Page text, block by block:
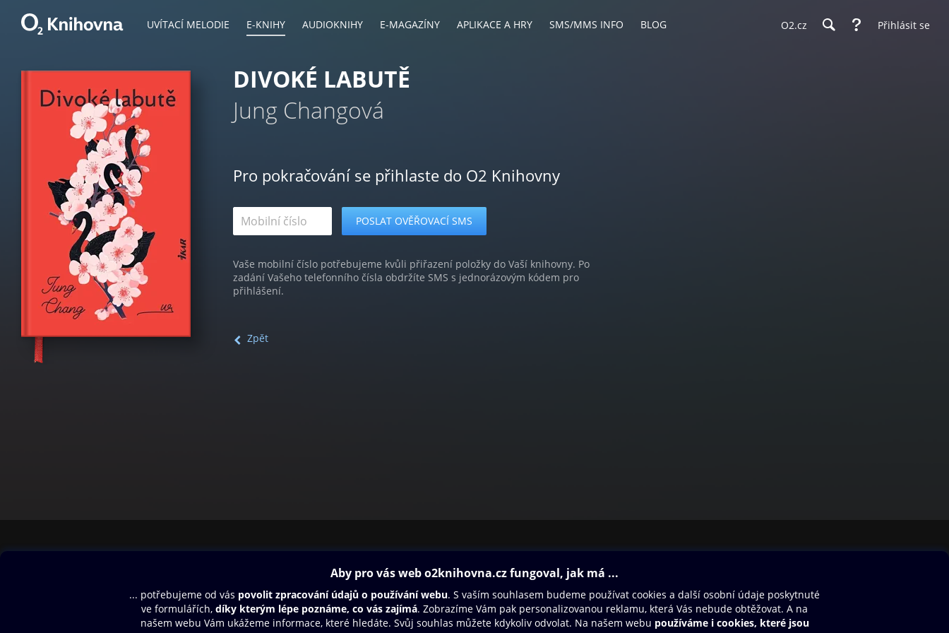
UVÍTACÍ MELODIE E-KNIHY AUDIOKNIHY E-MAGAZÍNY APLIKACE A HRY SMS/MMS INFO BLOG O2.cz Přihlásit se
DIVOKÉ LABUTĚ
Jung Changová
Pro pokračování se přihlaste do O2 Knihovny
Vaše mobilní číslo potřebujeme kvůli přiřazení položky do Vaší knihovny. Po
zadání Vašeho telefonního čísla obdržíte SMS s jednorázovým kódem pro
přihlášení.
Zpět
Aplikace a hry
SMS/MMS Info
Blog
Dárkový poukaz
Nápověda
Oneplay Originály
Sport